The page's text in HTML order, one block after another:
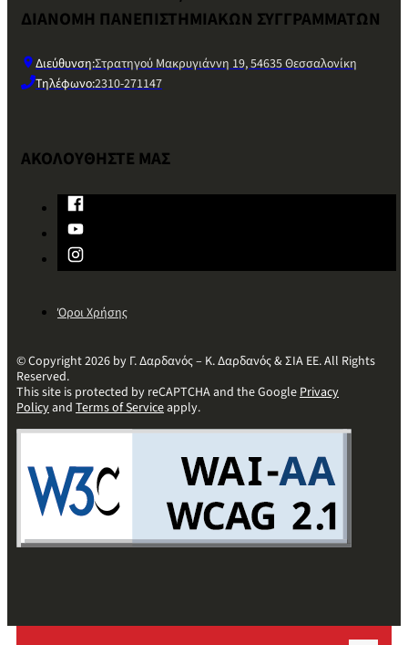
ΔΙΑΝΟΜΗ ΠΑΝΕΠΙΣΤΗΜΙΑΚΩΝ ΣΥΓΓΡΑΜΜΑΤΩΝ
Διεύθυνση:Στρατηγού Μακρυγιάννη 19, 54635 Θεσσαλονίκη
Τηλέφωνο:2310-271147
ΑΚΟΛΟΥΘΗΣΤΕ ΜΑΣ
Όροι Χρήσης
© Copyright 2026 by Γ. Δαρδανός – Κ. Δαρδανός & ΣΙΑ ΕΕ. All Rights
Reserved.
This site is protected by reCAPTCHA and the GooglePrivacy
Policyand Terms of Serviceapply.